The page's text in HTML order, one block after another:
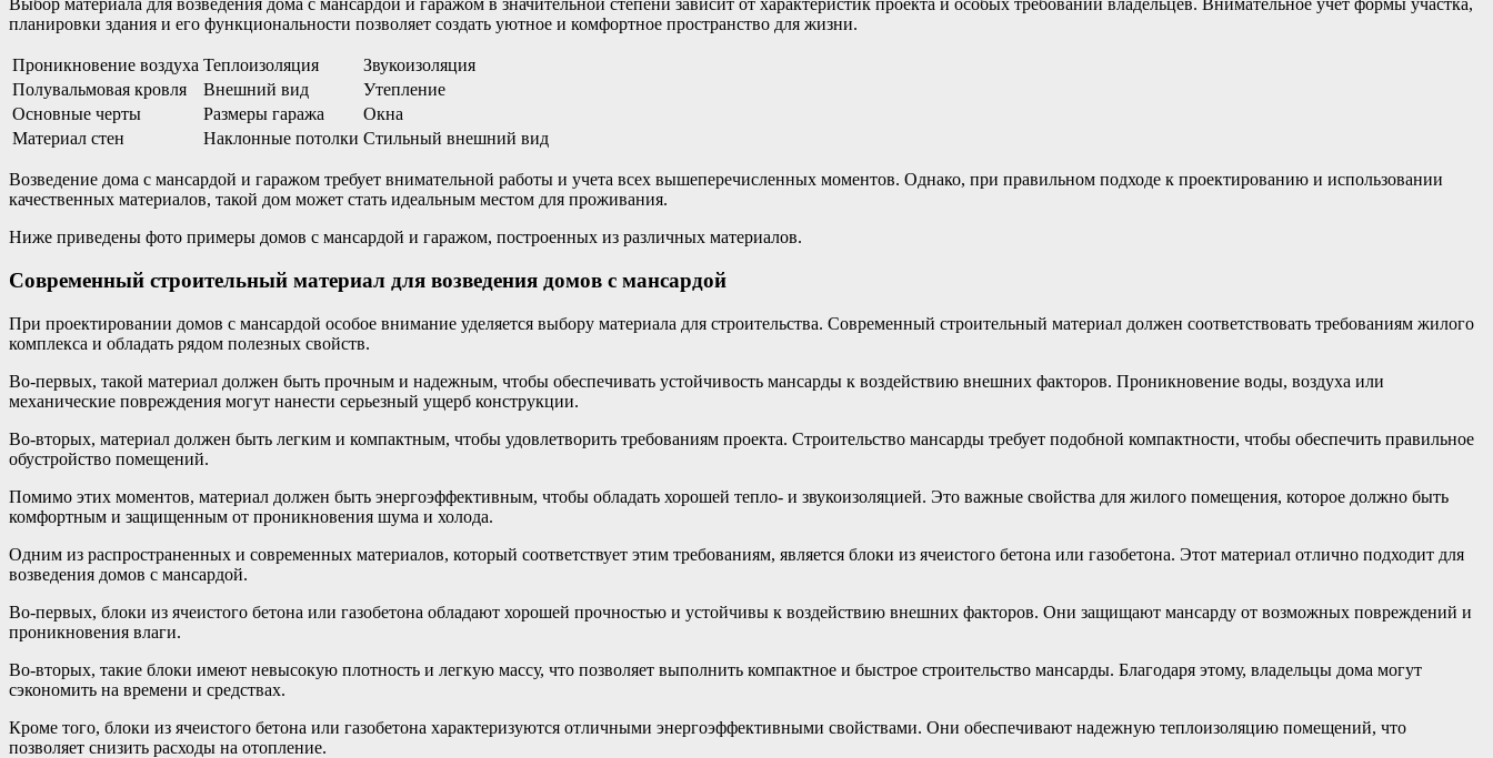
Выбор материала для возведения дома с мансардой и гаражом в значительной степени зависит от характеристик проекта и особых требований владельцев. Внимательное учет формы участка,
планировки здания и его функциональности позволяет создать уютное и комфортное пространство для жизни.
Проникновение воздуха Теплоизоляция
Звукоизоляция
Полувальмовая кровля
Внешний вид
Утепление
Основные черты
Размеры гаража
Окна
Материал стен
Наклонные потолки Стильный внешний вид
Возведение дома с мансардой и гаражом требует внимательной работы и учета всех вышеперечисленных моментов. Однако, при правильном подходе к проектированию и использовании
качественных материалов, такой дом может стать идеальным местом для проживания.
Ниже приведены фото примеры домов с мансардой и гаражом, построенных из различных материалов.
Современный строительный материал для возведения домов с мансардой
При проектировании домов с мансардой особое внимание уделяется выбору материала для строительства. Современный строительный материал должен соответствовать требованиям жилого
комплекса и обладать рядом полезных свойств.
Во-первых, такой материал должен быть прочным и надежным, чтобы обеспечивать устойчивость мансарды к воздействию внешних факторов. Проникновение воды, воздуха или
механические повреждения могут нанести серьезный ущерб конструкции.
Во-вторых, материал должен быть легким и компактным, чтобы удовлетворить требованиям проекта. Строительство мансарды требует подобной компактности, чтобы обеспечить правильное
обустройство помещений.
Помимо этих моментов, материал должен быть энергоэффективным, чтобы обладать хорошей тепло- и звукоизоляцией. Это важные свойства для жилого помещения, которое должно быть
комфортным и защищенным от проникновения шума и холода.
Одним из распространенных и современных материалов, который соответствует этим требованиям, является блоки из ячеистого бетона или газобетона. Этот материал отлично подходит для
возведения домов с мансардой.
Во-первых, блоки из ячеистого бетона или газобетона обладают хорошей прочностью и устойчивы к воздействию внешних факторов. Они защищают мансарду от возможных повреждений и
проникновения влаги.
Во-вторых, такие блоки имеют невысокую плотность и легкую массу, что позволяет выполнить компактное и быстрое строительство мансарды. Благодаря этому, владельцы дома могут
сэкономить на времени и средствах.
Кроме того, блоки из ячеистого бетона или газобетона характеризуются отличными энергоэффективными свойствами. Они обеспечивают надежную теплоизоляцию помещений, что
позволяет снизить расходы на отопление.